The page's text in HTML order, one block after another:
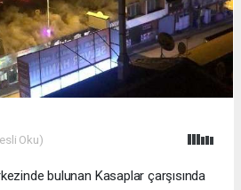
Oku)
bulunan Kasaplar çarşısında